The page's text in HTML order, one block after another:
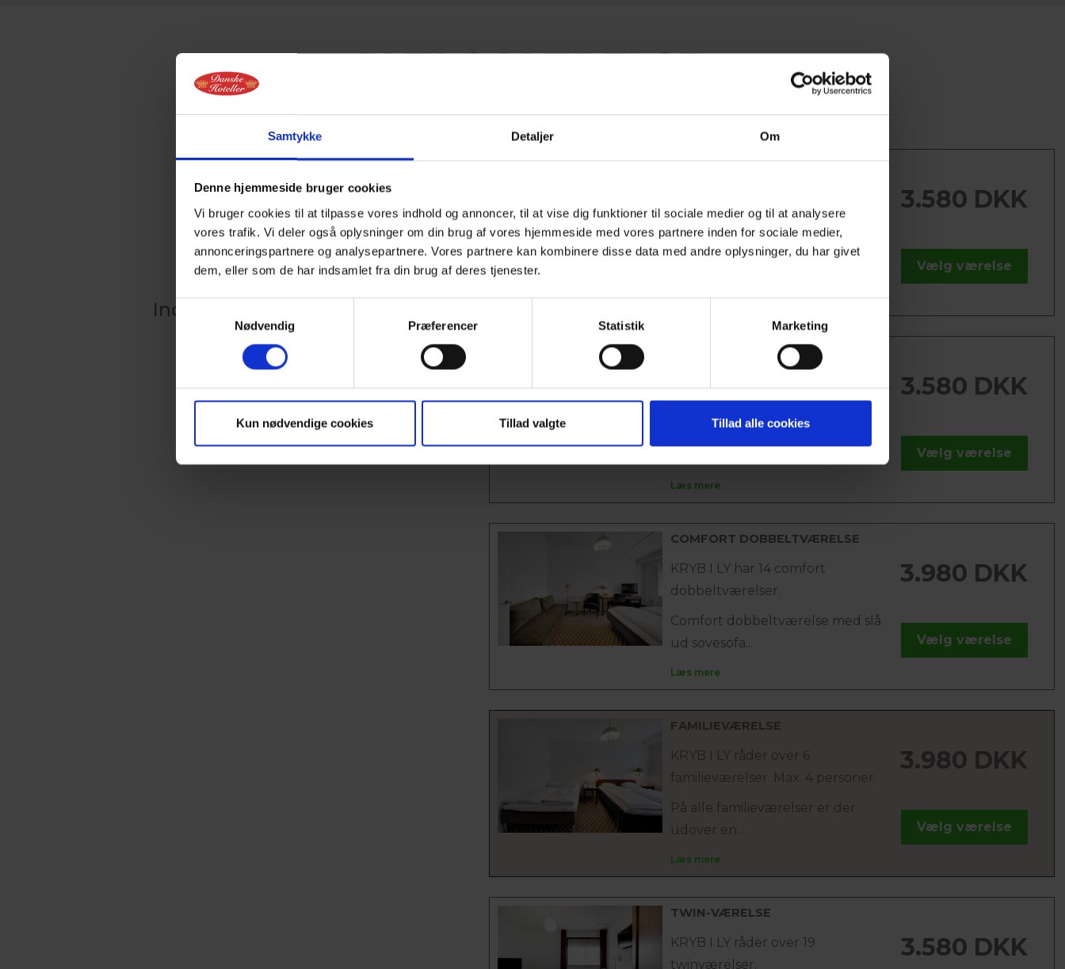
Samtykke Detaljer Om
Denne hjemmeside bruger cookies
Vi bruger cookies til at tilpasse vores indhold og annoncer, til at vise dig funktioner til sociale medier og til at analysere
vores trafik. Vi deler også oplysninger om din brug af vores hjemmeside med vores partnere inden for sociale medier,
annonceringspartnere og analysepartnere. Vores partnere kan kombinere disse data med andre oplysninger, du har givet
dem, eller som de har indsamlet fra din brug af deres tjenester.
Samtykkevalg
Nødvendig
Præferencer Statistik Marketing
Kun nødvendige cookies Tillad valgte Tillad alle cookies
VÆLG VÆRELSE
Indlæser kalender
ENKELTVÆRELSER
KRYB I LY har 15 enkeltværelser.
Samtlige værelser har
Læs mere
3.580 DKK
Vælg værelse
DOBBELTVÆRELSE
dobbeltværelser.
Læs mere
3.580 DKK
Vælg værelse
COMFORT DOBBELTVÆRELSE
KRYB I LY har 14 comfort
dobbeltværelser.
Comfort dobbeltværelse med slå
ud sovesofa...
Læs mere
3.980 DKK
Vælg værelse
FAMILIEVÆRELSE
KRYB I LY råder over 6
familieværelser. Max. 4 personer.
På alle familieværelser er der
udover en...
Læs mere
3.980 DKK
Vælg værelse
TWIN-VÆRELSE
KRYB I LY råder over 19
twinværelser.
3.580 DKK